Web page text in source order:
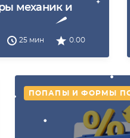
механик и
25 мин 0.00
ПОПАПЫ И ФОРМЫ